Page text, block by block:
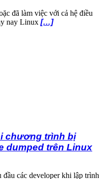
đã làm việc với cả hệ điều
nay Linux […]
chương trình bị
dumped trên Linux
các developer khi lập trình